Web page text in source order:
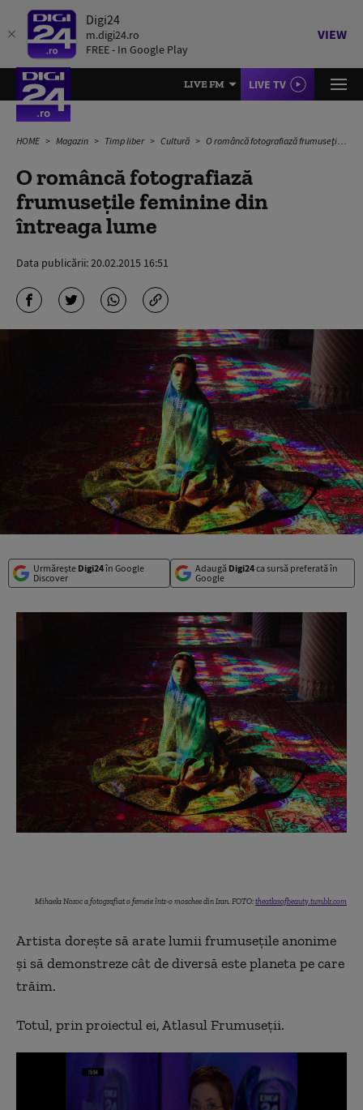
Digi24
m.digi24.ro
FREE - In Google Play
VIEW
LIVE FM LIVE TV
HOME Magazin Timp liber Cultură O româncă fotografiază frumuseţile feminine din întreaga lume
O româncă fotografiază
frumuseţile feminine din
întreaga lume
Data publicării:20.02.2015 16:51
Urmărește Digi24în Google
Discover
Adaugă Digi24ca sursă preferată în
Google
Mihaela Noroc a fotografiat o femeie într-o moschee din Iran. FOTO:theatlasofbeauty.tumblr.com
Artista doreşte să arate lumii frumuseţile anonime
şi să demonstreze cât dediversă este planeta pe care
trăim.
Totul, prin proiectul ei, Atlasul Frumuseţii.